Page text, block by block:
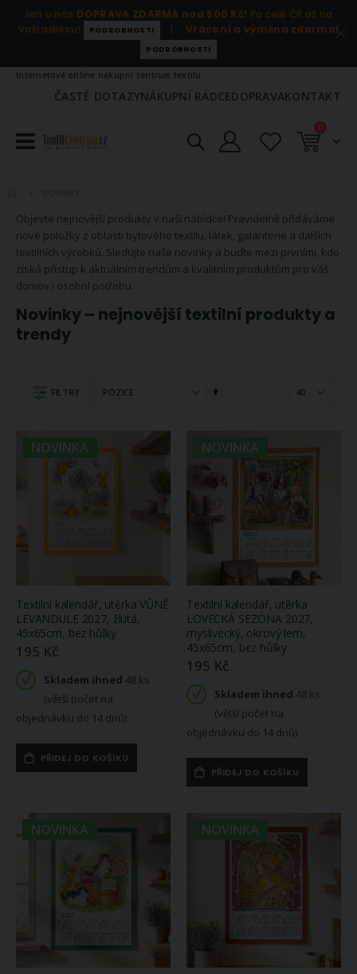
Jen u nás DOPRAVA ZDARMA nad 500 Kč! Po celé ČR až na
Vaši adresu!
PODROBNOSTI | Vrácení a výměna zdarma!
PODROBNOSTI
Internetové online nákupní centrum textilu.
ČASTÉ DOTAZYNÁKUPNÍ RÁDCEDOPRAVAKONTAKT
Košík
0položky
Objevte nejnovější produkty v naší nabídce! Pravidelně přidáváme
nové položky z oblasti bytového textilu, látek, galanterie a dalších
textilních výrobků. Sledujte naše novinky a buďte mezi prvními, kdo
získá přístup k aktuálním trendům a kvalitním produktům pro váš
domov i osobní potřebu.
Novinky – nejnovější textilní produkty a
trendy
FILTRY
Nastavit
NOVINKA
Textilní kalendář, utěrka VŮNĚ
LEVANDULE 2027, žlutá,
45x65cm, bez hůlky
195 Kč
Skladem ihned 48 ks
(větší počet na
objednávku do 14 dnů)
PŘIDEJ DO KOŠÍKU
NOVINKA
Textilní kalendář, utěrka
LOVECKÁ SEZÓNA 2027,
myslivecký, okrový lem,
45x65cm, bez hůlky
195 Kč
Skladem ihned 48 ks
(větší počet na
objednávku do 14 dnů)
PŘIDEJ DO KOŠÍKU
NOVINKA NOVINKA